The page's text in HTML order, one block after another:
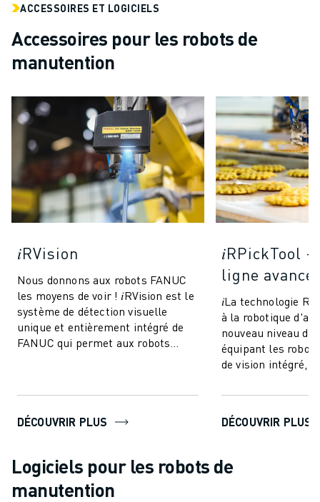
ACCESSOIRES ET LOGICIELS
Accessoires pour les robots de
manutention
𝑖RVision
Nous donnons aux robots FANUC
les moyens de voir ! 𝑖RVision est le
système de détection visuelle
unique et entièrement intégré de
FANUC qui permet aux robots
DÉCOUVRIR PLUS
𝑖RPickTool
ligne avancé
𝑖La technologie
à la robotique
nouveau niveau
équipant les
de vision intégré,
DÉCOUVRIR PLUS
Logiciels pour les robots de
manutention